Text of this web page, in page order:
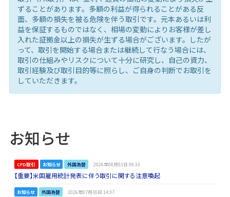
ずることがあります。多額の利益が得られることがある反
面、多額の損失を被る危険を伴う取引です。元本あるいは利
益を保証するものではなく、相場の変動によりお客様が差し
入れた証拠金以上の損失が生ずる場合がございます。したが
って、取引を開始する場合または継続して行なう場合には、
取引の仕組みやリスクについて十分に研究し、自己の資力、
取引経験及び取引目的等に照らし、ご自身の判断でお取引を
していただきます。
お知らせ
CFD取引 お知らせ 外国為替 2026年08月03日 09:33
【重要】米国雇用統計発表に伴う取引に関する注意喚起
お知らせ 外国為替 2026年07月30日 14:37